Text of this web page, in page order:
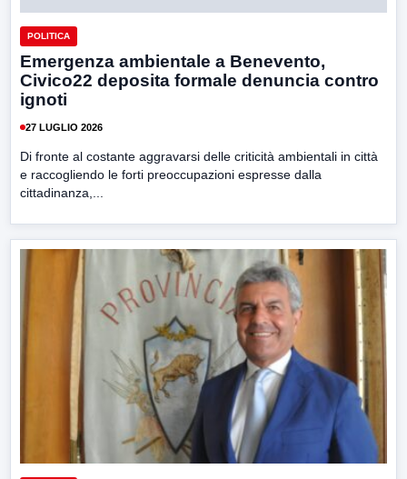
POLITICA
Emergenza ambientale a Benevento,
Civico22 deposita formale denuncia contro
ignoti
27 LUGLIO 2026
Di fronte al costante aggravarsi delle criticità ambientali in città
e raccogliendo le forti preoccupazioni espresse dalla
cittadinanza,...